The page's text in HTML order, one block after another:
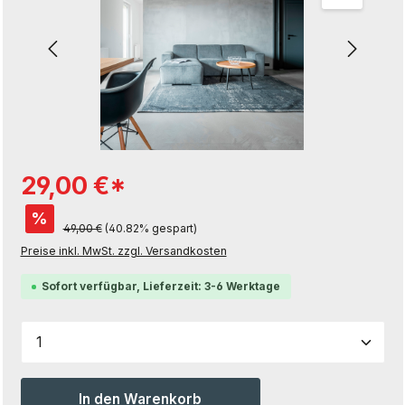
29,00 €*
%
49,00 € (40.82% gespart)
Preise inkl. MwSt. zzgl. Versandkosten
Sofort verfügbar, Lieferzeit: 3-6 Werktage
Produkt Anzahl: Gib den gewünschten Wert ein
In den Warenkorb